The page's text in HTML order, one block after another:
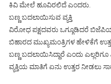
ಕಿವಿ ಮೇಲೆ ಹೂವಿರಲಿದೆ ಎಂದರು.
ಬಣ್ಣ ಬದಲಾಯಿಸುವ ವ್ಯಕ್ತಿ
ವಿರೋಧ ಪಕ್ಷದವರು ಒಗ್ಗೂಡಿದರೆ
ಬಿಹಾರದ ಮುಖ್ಯಮಂತ್ರಿಗಳ ಹೇಳಿಕೆಗೆ
ಬಣ್ಣ ಬದಲಾಯಿಸಿದ್ದಾರೆ ಎಂದು
ವ್ಯಕ್ತಿಯ ಮಾತಿಗೆ ಏನು ಉತ್ತರ ನೀಡಲು